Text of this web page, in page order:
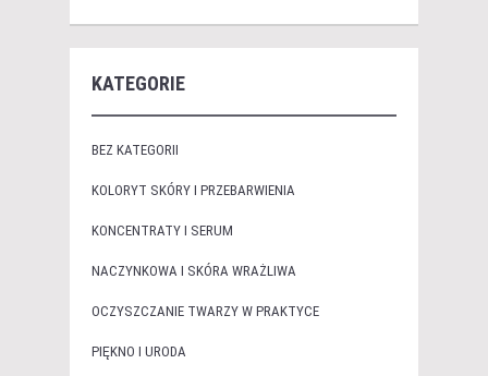
KATEGORIE
BEZ KATEGORII
KOLORYT SKÓRY I PRZEBARWIENIA
KONCENTRATY I SERUM
NACZYNKOWA I SKÓRA WRAŻLIWA
OCZYSZCZANIE TWARZY W PRAKTYCE
PIĘKNO I URODA